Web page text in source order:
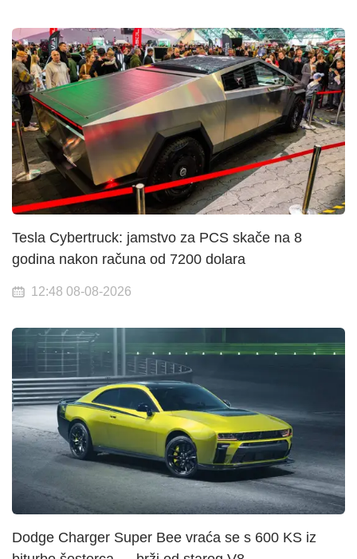
Tesla Cybertruck: jamstvo za PCS skače na 8
godina nakon računa od 7200 dolara
12:48 08-08-2026
Dodge Charger Super Bee vraća se s 600 KS iz